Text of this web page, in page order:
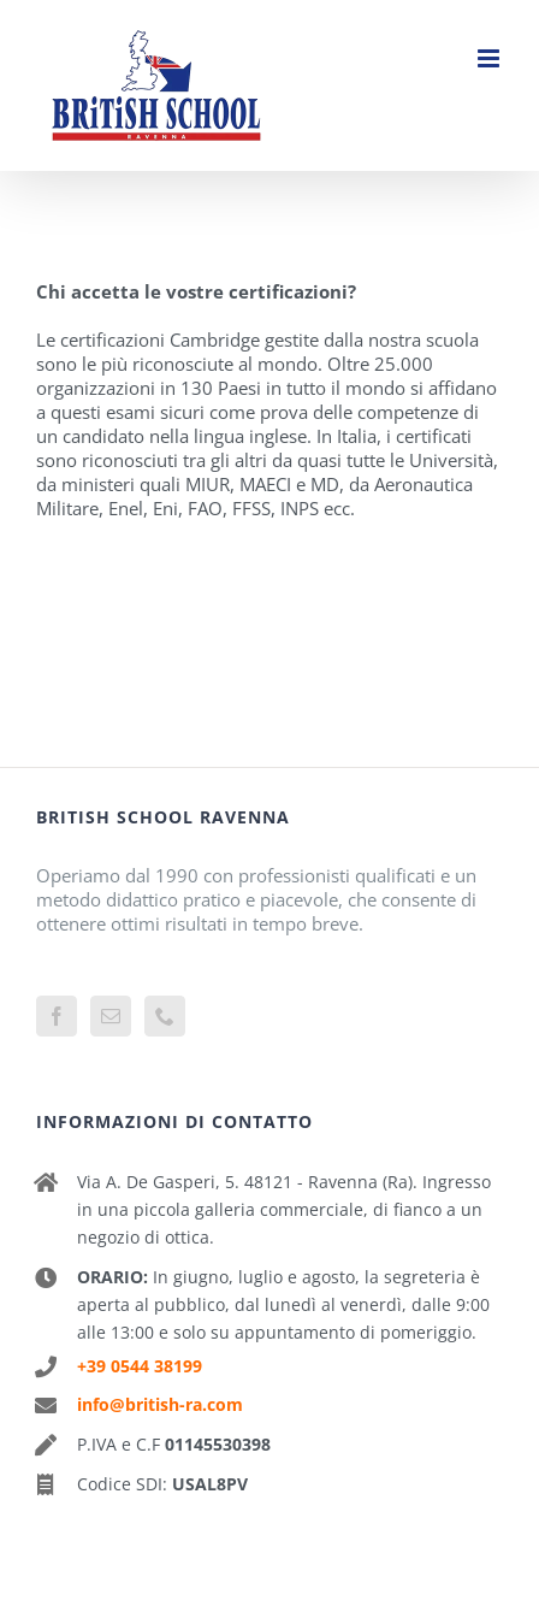
Chi accetta le vostre certificazioni?
Le certificazioni Cambridge gestite dalla nostra scuola
sono le più riconosciute al mondo. Oltre 25.000
organizzazioni in 130 Paesi in tutto il mondo si affidano
a questi esami sicuri come prova delle competenze di
un candidato nella lingua inglese. In Italia, i certificati
sono riconosciuti tra gli altri da quasi tutte le Università,
da ministeri quali MIUR, MAECI e MD, da Aeronautica
Militare, Enel, Eni, FAO, FFSS, INPS ecc.
BRITISH SCHOOL RAVENNA
Operiamo dal 1990 con professionisti qualificati e un
metodo didattico pratico e piacevole, che consente di
ottenere ottimi risultati in tempo breve.
INFORMAZIONI DI CONTATTO
Via A. De Gasperi, 5. 48121 - Ravenna (Ra). Ingresso
in una piccola galleria commerciale, di fianco a un
negozio di ottica.
ORARIO: In giugno, luglio e agosto, la segreteria è
aperta al pubblico, dal lunedì al venerdì, dalle 9:00
alle 13:00 e solo su appuntamento di pomeriggio.
+39 0544 38199
info@british-ra.com
P.IVA e C.F 01145530398
Codice SDI: USAL8PV